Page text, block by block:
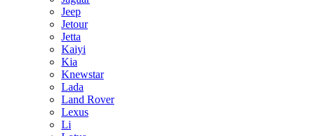
Jeep
Jetour
Jetta
Kaiyi
Kia
Knewstar
Lada
Land Rover
Lexus
Li